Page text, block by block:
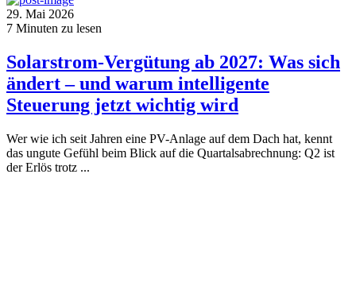
29. Mai 2026
7 Minuten zu lesen
Solarstrom-Vergütung ab 2027: Was sich
ändert – und warum intelligente
Steuerung jetzt wichtig wird
Wer wie ich seit Jahren eine PV-Anlage auf dem Dach hat, kennt
das ungute Gefühl beim Blick auf die Quartalsabrechnung: Q2 ist
der Erlös trotz ...